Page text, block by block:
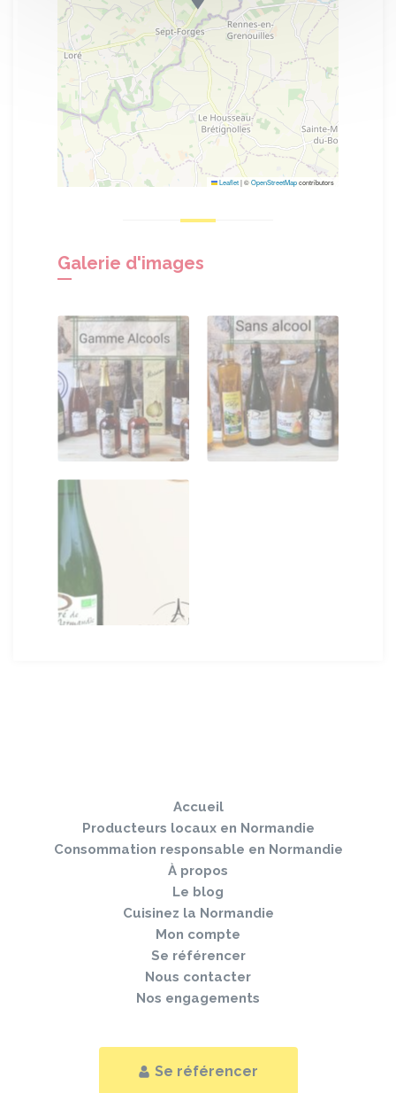
Leaflet|©OpenStreetMapcontributors
Galerie d'images
Accueil
Producteurs locaux en Normandie
Consommation responsable en Normandie
À propos
Le blog
Cuisinez la Normandie
Mon compte
Se référencer
Nous contacter
Nos engagements
Se référencer